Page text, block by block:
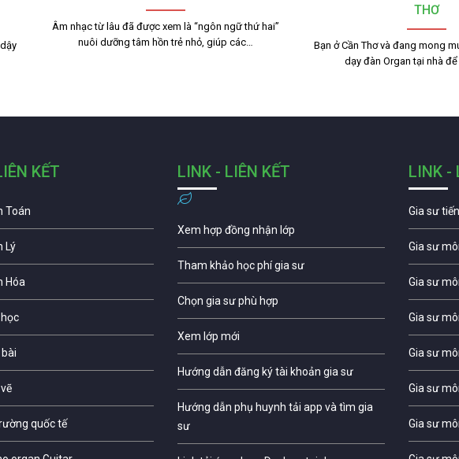
Âm nhạc từ lâu đã được xem là “ngôn ngữ thứ hai”
nuôi dưỡng tâm hồn trẻ nhỏ, giúp các…
THƠ
Bạn ở Cần Thơ và đang mong
dạy đàn Organ tại nhà
KẾT
Toán
Lý
Hóa
quốc tế
LINK - LIÊN KẾT
Xem hợp đồng nhận lớp
Tham khảo học phí gia sư
Chọn gia sư phù hợp
Xem lớp mới
Hướng dẫn đăng ký tài khoản gia sư
Hướng dẫn phụ huynh tải app và tìm gia
sư
LINK -
Gia sư
Gia sư
Gia sư
Gia sư
Gia sư
Gia sư
Gia sư